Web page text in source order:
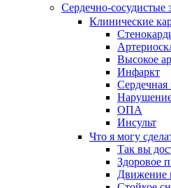
Сердечно-сосудистые
Клинические
Высокое
Инфаркт
Сердечная
ОПА
Инсульт
Что я могу
Так вы
Здоровое
Движение